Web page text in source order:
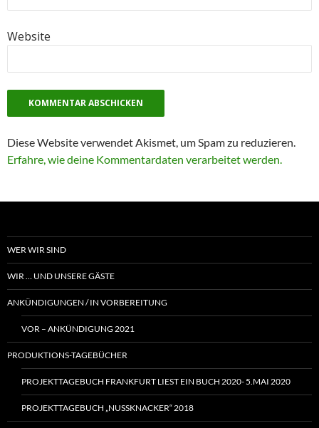
Website
Diese Website verwendet Akismet, um Spam zu reduzieren.
Erfahre, wie deine Kommentardaten verarbeitet werden.
WER WIR SIND
WIR … UND UNSERE GÄSTE
ANKÜNDIGUNGEN / IN VORBEREITUNG
VOR – ANKÜNDIGUNG 2021
PRODUKTIONS-TAGEBÜCHER
PROJEKTTAGEBUCH FRANKFURT LIEST EIN BUCH 2020- 5.MAI 2020
PROJEKTTAGEBUCH „NUSSKNACKER“ 2018